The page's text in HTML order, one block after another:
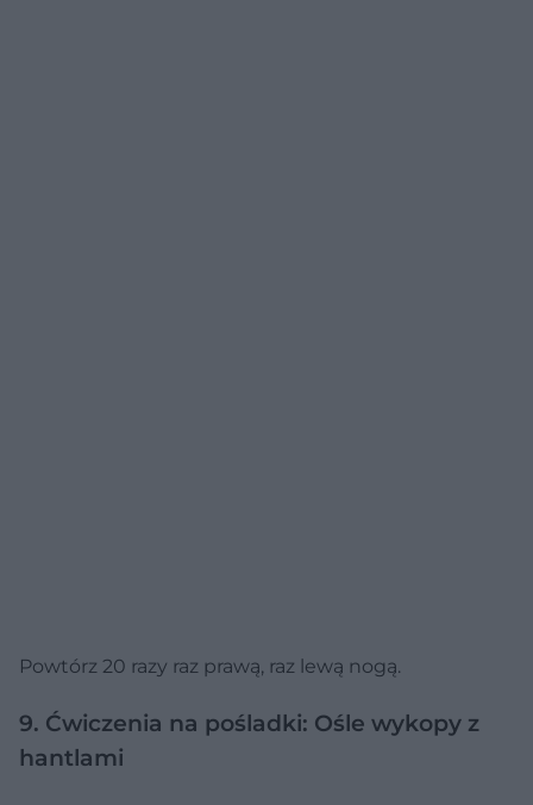
Powtórz 20 razy raz prawą, raz lewą nogą.
9. Ćwiczenia na pośladki: Ośle wykopy z
hantlami